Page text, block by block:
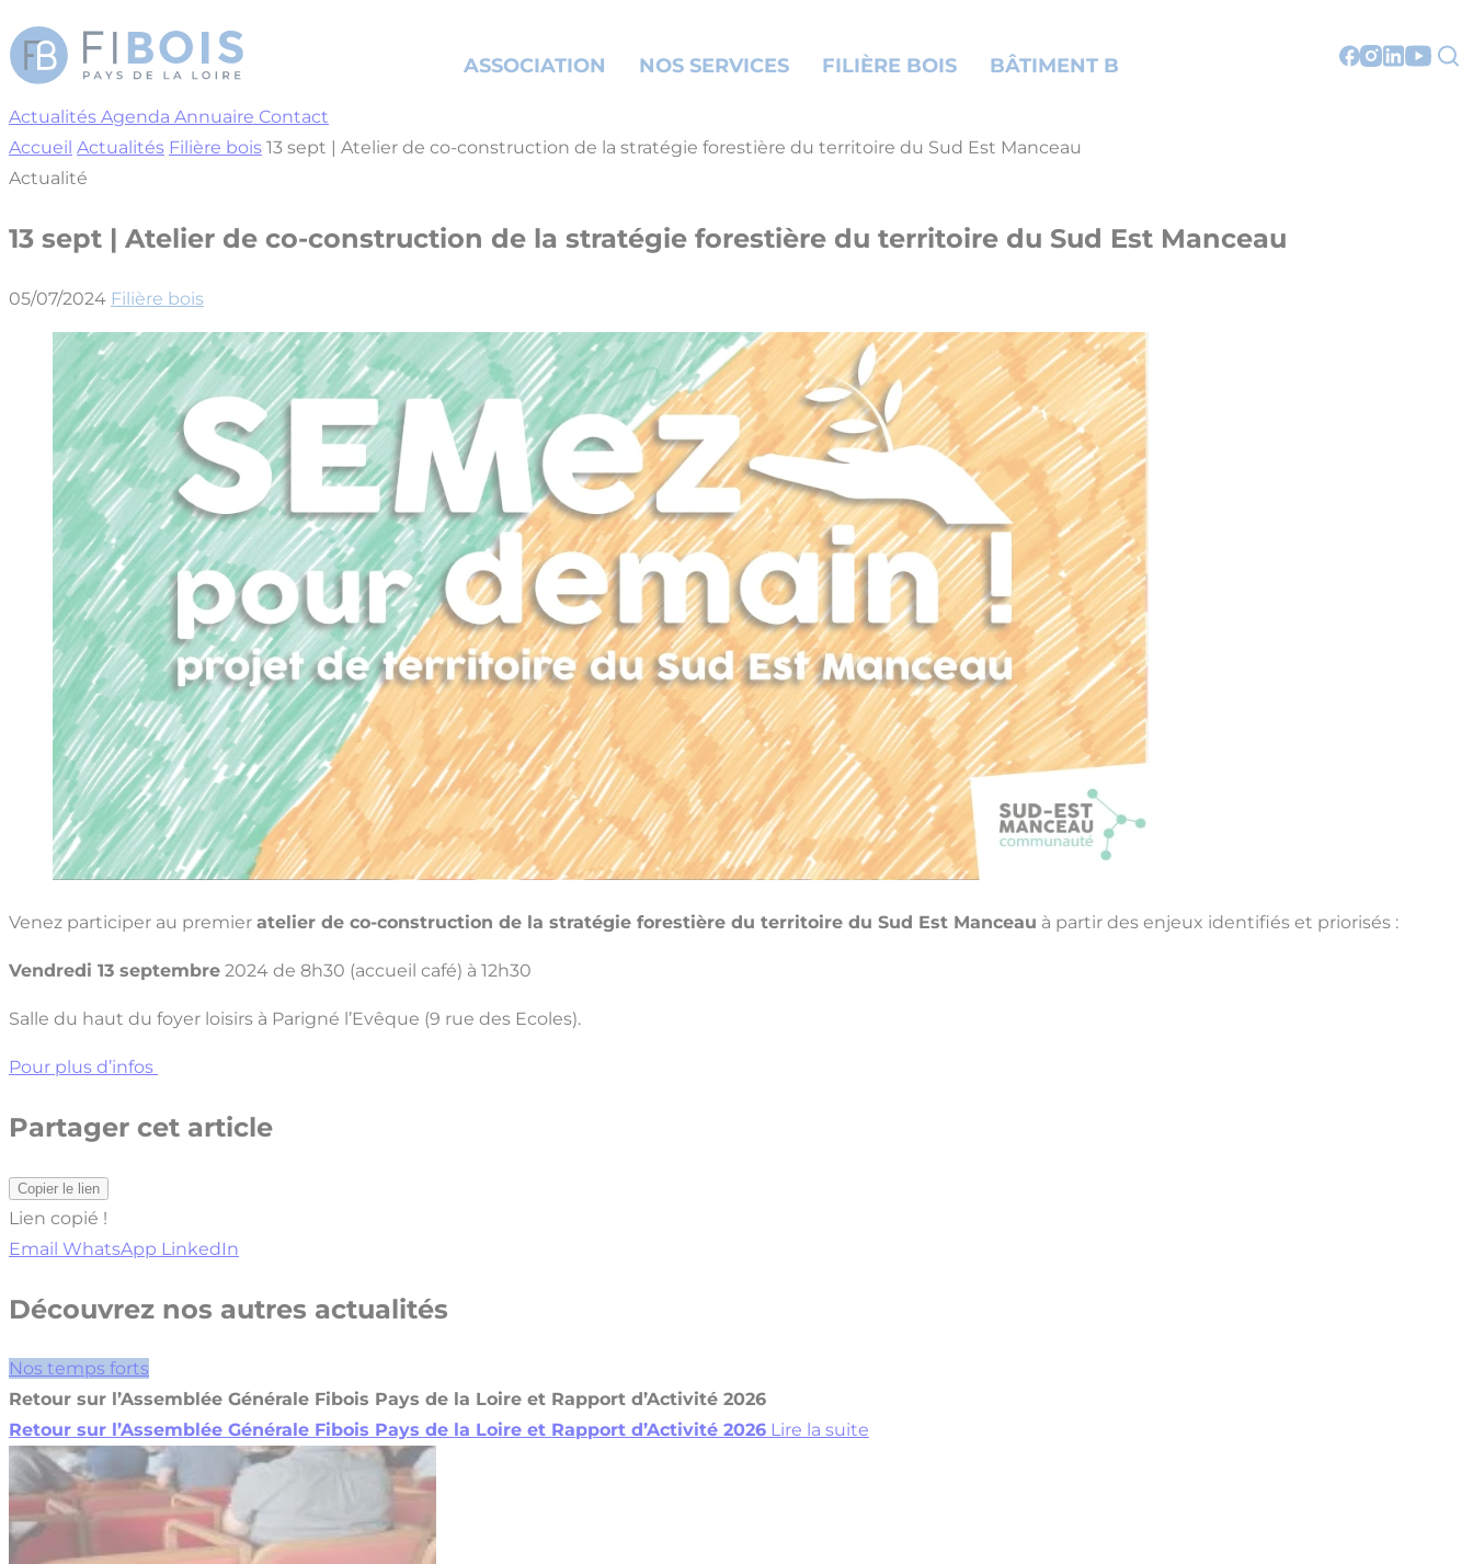
ASSOCIATION NOS SERVICES FILIÈRE BOIS BÂTIMENT B
Actualités Agenda Annuaire Contact
Accueil Actualités Filière bois 13 sept | Atelier de co-construction de la stratégie forestière du territoire du Sud Est Manceau
Actualité
13 sept | Atelier de co-construction de la stratégie forestière du territoire du Sud Est Manceau
05/07/2024 Filière bois
Venez participer au premier atelier de co-construction de la stratégie forestière du territoire du Sud Est Manceau à partir des enjeux identifiés et priorisés :
Vendredi 13 septembre 2024 de 8h30 (accueil café) à 12h30
Salle du haut du foyer loisirs à Parigné l’Evêque (9 rue des Ecoles).
Pour plus d’infos
Partager cet article
Copier le lien
Lien copié !
Email WhatsApp LinkedIn
Découvrez nos autres actualités
Nos temps forts
Retour sur l’Assemblée Générale Fibois Pays de la Loire et Rapport d’Activité 2026
Retour sur l’Assemblée Générale Fibois Pays de la Loire et Rapport d’Activité 2026 Lire la suite